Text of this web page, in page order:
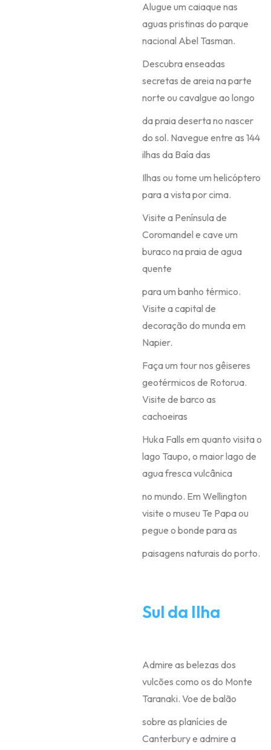
Alugue um caiaque nas
aguas pristinas do parque
nacional Abel Tasman.
Descubra enseadas
secretas de areia na parte
norte ou cavalgue ao longo
da praia deserta no nascer
do sol. Navegue entre as 144
ilhas da Baía das
Ilhas ou tome um helicóptero
para a vista por cima.
Visite a Península de
Coromandel e cave um
buraco na praia de agua
quente
para um banho térmico.
Visite a capital de
decoração do munda em
Napier.
Faça um tour nos gêiseres
geotérmicos de Rotorua.
Visite de barco as
cachoeiras
Huka Falls em quanto visita o
lago Taupo, o maior lago de
agua fresca vulcânica
no mundo. Em Wellington
visite o museu Te Papa ou
pegue o bonde para as
paisagens naturais do porto.
Sul da Ilha
Admire as belezas dos
vulcões como os do Monte
Taranaki. Voe de balão
sobre as planícies de
Canterbury e admire a